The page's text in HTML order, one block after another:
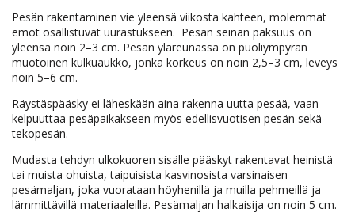
Pesän rakentaminen vie yleensä viikosta kahteen, molemmat
emot osallistuvat uurastukseen. Pesän seinän paksuus on
yleensä noin 2–3 cm. Pesän yläreunassa on puoliympyrän
muotoinen kulkuaukko, jonka korkeus on noin 2,5–3 cm, leveys
noin 5–6 cm.
Räystäspääsky ei läheskään aina rakenna uutta pesää, vaan
kelpuuttaa pesäpaikakseen myös edellisvuotisen pesän sekä
tekopesän.
Mudasta tehdyn ulkokuoren sisälle pääskyt rakentavat heinistä
tai muista ohuista, taipuisista kasvinosista varsinaisen
pesämaljan, joka vuorataan höyhenillä ja muilla pehmeillä ja
lämmittävillä materiaaleilla. Pesämaljan halkaisija on noin 5 cm.